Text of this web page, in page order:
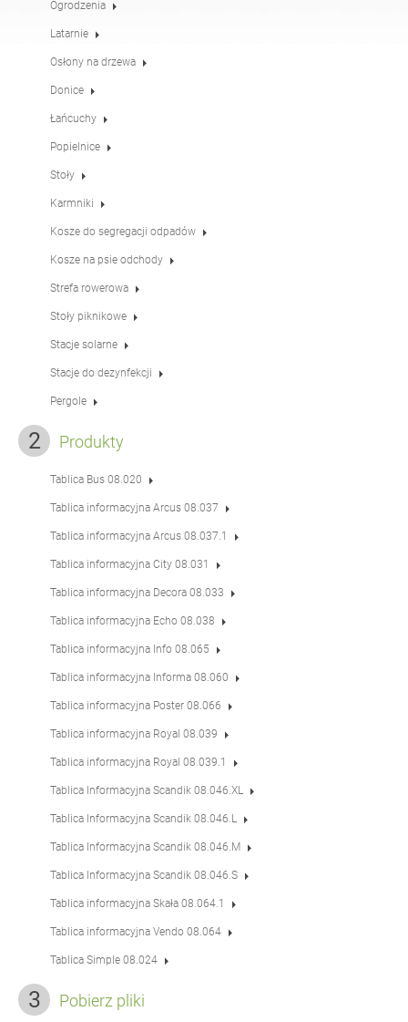
Stoły
Pergole
Osłony na drzewa
Łańcuchy
francuski
łotewski
rumuński
Ogrodzenia
Latarnie
Osłony na drzewa
Donice
Łańcuchy
Popielnice
Stoły
Karmniki
Kosze do segregacji odpadów
Kosze na psie odchody
Strefa rowerowa
Stoły piknikowe
Stacje solarne
Stacje do dezynfekcji
Pergole
Produkty
Tablica Bus 08.020
Tablica informacyjna Arcus 08.037
Tablica informacyjna Arcus 08.037.1
Tablica informacyjna City 08.031
Tablica informacyjna Decora 08.033
Tablica informacyjna Echo 08.038
Tablica informacyjna Info 08.065
Tablica informacyjna Informa 08.060
Tablica informacyjna Poster 08.066
Tablica informacyjna Royal 08.039
Tablica informacyjna Royal 08.039.1
Tablica Informacyjna Scandik 08.046.XL
Tablica Informacyjna Scandik 08.046.L
Tablica Informacyjna Scandik 08.046.M
Tablica Informacyjna Scandik 08.046.S
Tablica informacyjna Skała 08.064.1
Tablica informacyjna Vendo 08.064
Tablica Simple 08.024
Pobierz pliki